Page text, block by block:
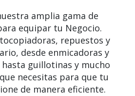
amplia gama de
equipar tu Negocio.
repuestos y
desde enmicadoras y
guillotinas y mucho
necesitas para que tu
de manera eficiente.